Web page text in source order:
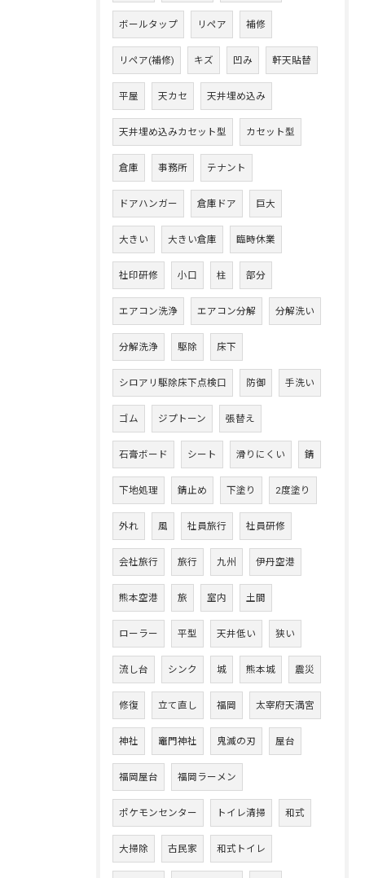
ボールタップ リペア 補修
リペア(補修) キズ 凹み 軒天貼替
平屋 天カセ 天井埋め込み
天井埋め込みカセット型 カセット型
倉庫 事務所 テナント
ドアハンガー 倉庫ドア 巨大
大きい 大きい倉庫 臨時休業
社印研修 小口 柱 部分
エアコン洗浄 エアコン分解 分解洗い
分解洗浄 駆除 床下
シロアリ駆除床下点検口 防御 手洗い
ゴム ジプトーン 張替え
石膏ボード シート 滑りにくい 錆
下地処理 錆止め 下塗り 2度塗り
外れ 風 社員旅行 社員研修
会社旅行 旅行 九州 伊丹空港
熊本空港 旅 室内 土間
ローラー 平型 天井低い 狭い
流し台 シンク 城 熊本城 震災
修復 立て直し 福岡 太宰府天満宮
神社 竈門神社 鬼滅の刃 屋台
福岡屋台 福岡ラーメン
ポケモンセンター トイレ清掃 和式
大掃除 古民家 和式トイレ